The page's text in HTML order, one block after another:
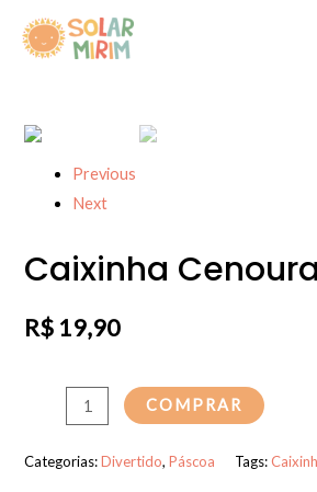
Previous
Next
Caixinha Cenoura
R$ 19,90
COMPRAR
Categorias:Divertido,Páscoa Tags: